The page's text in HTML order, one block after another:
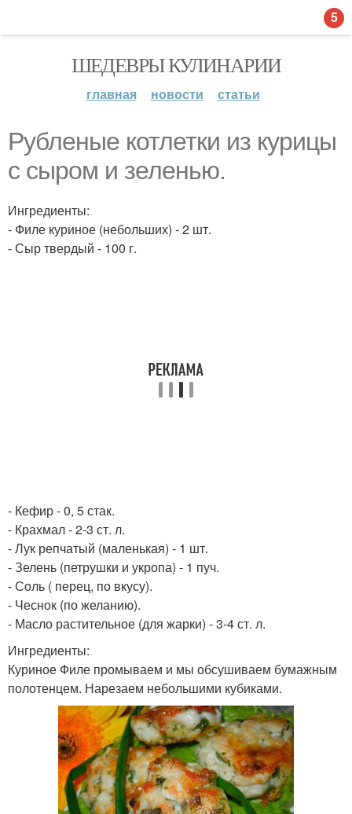
ШЕДЕВРЫ КУЛИНАРИИ
главная новости статьи
Рубленые котлетки из курицы
с сыром и зеленью.
Ингредиенты:
- Филе куриное (небольших) - 2 шт.
- Сыр твердый - 100 г.
- Кефир - 0, 5 стак.
- Крахмал - 2-3 ст. л.
- Лук репчатый (маленькая) - 1 шт.
- Зелень (петрушки и укропа) - 1 пуч.
- Соль ( перец, по вкусу).
- Чеснок (по желанию).
- Масло растительное (для жарки) - 3-4 ст. л.
Ингредиенты:
Куриное Филе промываем и мы обсушиваем бумажным
полотенцем. Нарезаем небольшими кубиками.
5